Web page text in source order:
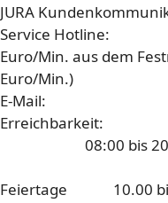
JURA
Service Hotline:
Euro/Min. aus dem
Euro/Min.)
E-Mail:
Erreichbarkeit:
08:00 bis
Feiertage 10.00 bis